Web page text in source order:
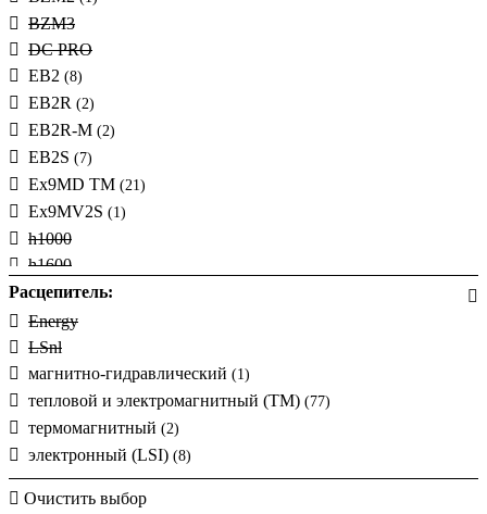
2500(+3)
180(+10)
600(+2)
BZM3
DC PRO
EB2 (8)
EB2R (2)
EB2R-M (2)
EB2S (7)
Ex9MD TM (21)
Ex9MV2S (1)
h1000
h1600
h250
h3
h3+
h630
HGM(1)
HGP
industrial(1)
LSI
LZM1(2)
Расцепитель:
Energy
LSnl
магнитно-гидравлический (1)
тепловой и электромагнитный (ТМ) (77)
термомагнитный (2)
электронный (LSI) (8)
Очистить выбор